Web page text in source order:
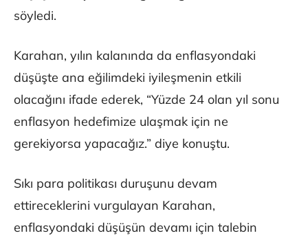
söyledi.
Karahan, yılın kalanında da enflasyondaki
düşüşte ana eğilimdeki iyileşmenin etkili
olacağını ifade ederek, “Yüzde 24 olan yıl sonu
enflasyon hedefimize ulaşmak için ne
gerekiyorsa yapacağız.” diye konuştu.
Sıkı para politikası duruşunu devam
ettireceklerini vurgulayan Karahan,
enflasyondaki düşüşün devamı için talebin